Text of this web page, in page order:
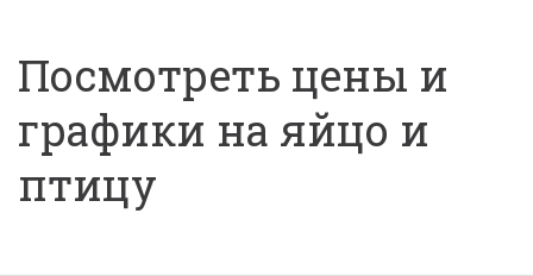
Посмотреть цены и
графики на яйцо и
птицу